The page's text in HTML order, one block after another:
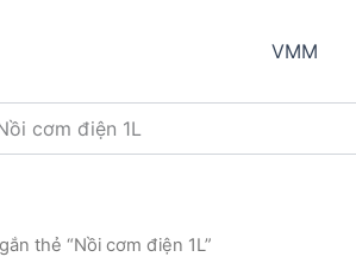
VMM
cơm điện 1L
thẻ “Nồi cơm điện 1L”